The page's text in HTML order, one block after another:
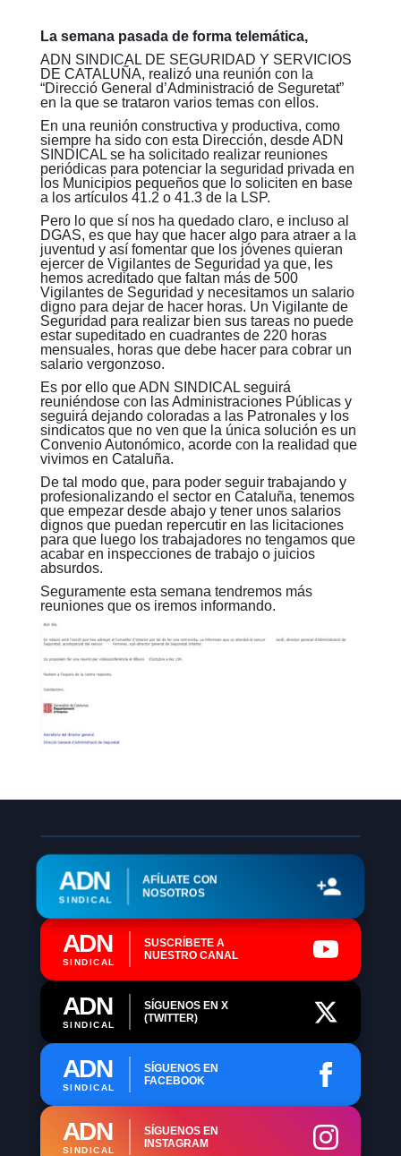
La semana pasada de forma telemática,
ADN SINDICAL DE SEGURIDAD Y SERVICIOS
DE CATALUÑA, realizó una reunión con la
“Direcció General d’Administració de Seguretat”
en la que se trataron varios temas con ellos.
En una reunión constructiva y productiva, como
siempre ha sido con esta Dirección, desde ADN
SINDICAL se ha solicitado realizar reuniones
periódicas para potenciar la seguridad privada en
los Municipios pequeños que lo soliciten en base
a los artículos 41.2 o 41.3 de la LSP.
Pero lo que sí nos ha quedado claro, e incluso al
DGAS, es que hay que hacer algo para atraer a la
juventud y así fomentar que los jóvenes quieran
ejercer de Vigilantes de Seguridad ya que, les
hemos acreditado que faltan más de 500
Vigilantes de Seguridad y necesitamos un salario
digno para dejar de hacer horas. Un Vigilante de
Seguridad para realizar bien sus tareas no puede
estar supeditado en cuadrantes de 220 horas
mensuales, horas que debe hacer para cobrar un
salario vergonzoso.
Es por ello que ADN SINDICAL seguirá
reuniéndose con las Administraciones Públicas y
seguirá dejando coloradas a las Patronales y los
sindicatos que no ven que la única solución es un
Convenio Autonómico, acorde con la realidad que
vivimos en Cataluña.
De tal modo que, para poder seguir trabajando y
profesionalizando el sector en Cataluña, tenemos
que empezar desde abajo y tener unos salarios
dignos que puedan repercutir en las licitaciones
para que luego los trabajadores no tengamos que
acabar en inspecciones de trabajo o juicios
absurdos.
Seguramente esta semana tendremos más
reuniones que os iremos informando.
ADN
SINDICAL
AFÍLIATE CON
NOSOTROS
ADN
SINDICAL
SUSCRÍBETE A
NUESTRO CANAL
ADN
SINDICAL
SÍGUENOS EN X
(TWITTER)
ADN
SINDICAL
SÍGUENOS EN
FACEBOOK
ADN
SINDICAL
SÍGUENOS EN
INSTAGRAM